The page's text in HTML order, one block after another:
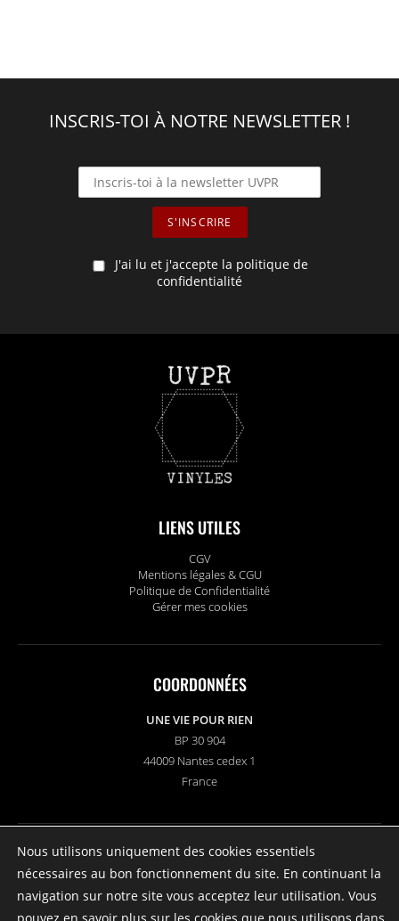
INSCRIS-TOI À NOTRE NEWSLETTER !
J'ai lu et j'accepte la politique de
confidentialité
LIENS UTILES
CGV
Mentions légales & CGU
Politique de Confidentialité
Gérer mes cookies
COORDONNÉES
UNE VIE POUR RIEN
BP 30 904
44009 Nantes cedex 1
France
SUIVEZ-NOUS
Nous utilisons uniquement des cookies essentiels
nécessaires au bon fonctionnement du site. En continuant la
navigation sur notre site vous acceptez leur utilisation. Vous